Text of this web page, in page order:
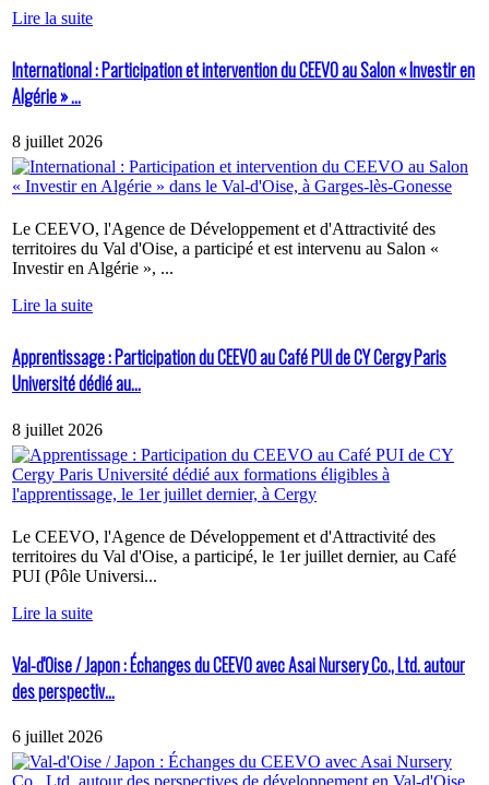
Lire la suite
International : Participation et intervention du CEEVO au Salon « Investir en
Algérie » ...
8 juillet 2026
Le CEEVO, l'Agence de Développement et d'Attractivité des
territoires du Val d'Oise, a participé et est intervenu au Salon «
Investir en Algérie », ...
Lire la suite
Apprentissage : Participation du CEEVO au Café PUI de CY Cergy Paris
Université dédié au...
8 juillet 2026
Le CEEVO, l'Agence de Développement et d'Attractivité des
territoires du Val d'Oise, a participé, le 1er juillet dernier, au Café
PUI (Pôle Universi...
Lire la suite
Val-d'Oise / Japon : Échanges du CEEVO avec Asai Nursery Co., Ltd. autour
des perspectiv...
6 juillet 2026